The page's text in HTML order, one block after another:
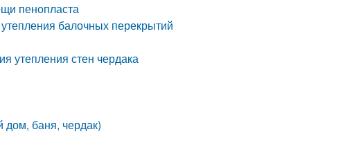
пенопласта
балочных перекрытий
утепления стен чердака
дом, баня, чердак)